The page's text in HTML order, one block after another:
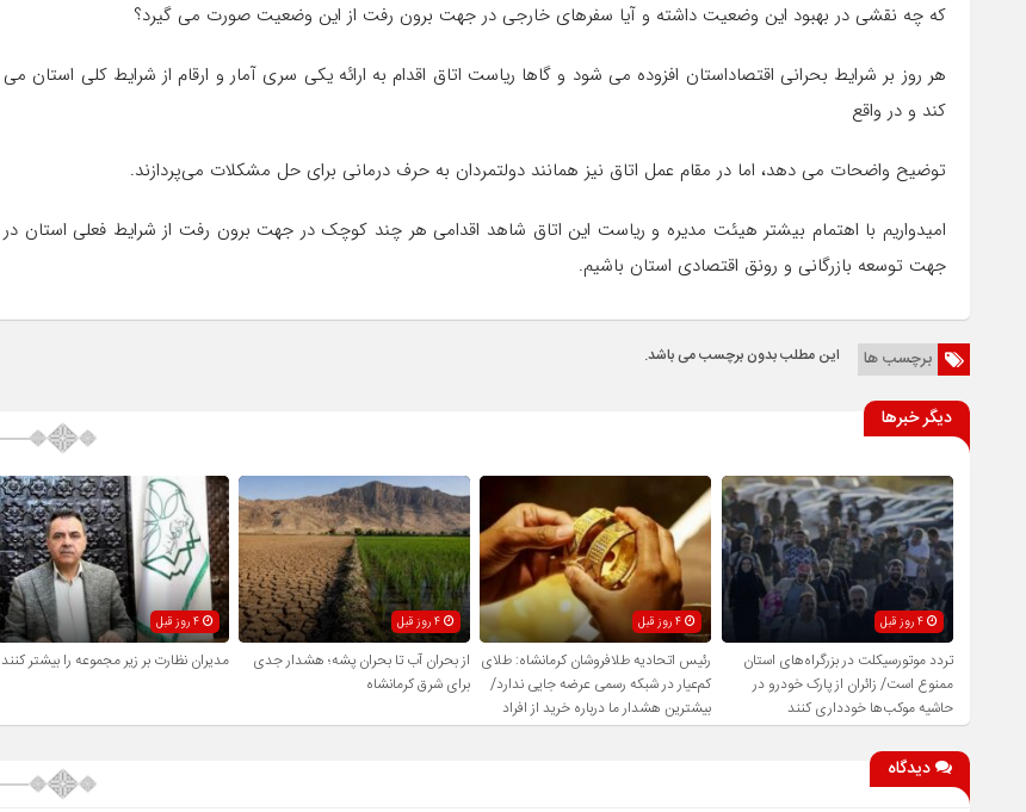
که چه نقشی در بهبود این وضعیت داشته و آیا سفرهای خارجی در جهت برون رفت از این وضعیت صورت می گیرد؟
هر روز بر شرایط بحرانی اقتصاداستان افزوده می شود و گاها ریاست اتاق اقدام به ارائه یکی سری آمار و ارقام از شرایط کلی استان می
کند و در واقع
توضیح واضحات می دهد، اما در مقام عمل اتاق نیز همانند دولتمردان به حرف درمانی برای حل مشکلات می‌پردازند.
امیدواریم با اهتمام بیشتر هیئت مدیره و ریاست این اتاق شاهد اقدامی هر چند کوچک در جهت برون رفت از شرایط فعلی استان در
جهت توسعه بازرگانی و رونق اقتصادی استان باشیم.
برچسب ها این مطلب بدون برچسب می باشد.
دیگر خبرها
4 روز قبل
تردد موتورسیکلت در بزرگراه‌های استان
ممنوع است/ زائران از پارک خودرو در
حاشیه موکب‌ها خودداری کنند
4 روز قبل
رئیس اتحادیه طلافروشان کرمانشاه: طلای
کم‌عیار در شبکه رسمی عرضه جایی ندارد/
بیشترین هشدار ما درباره خرید از افراد
فاقد صلاحیت است
4 روز قبل
از بحران آب تا بحران پشه؛ هشدار جدی
برای شرق کرمانشاه
4 روز قبل
مدیران نظارت بر زیر مجموعه را بیشتر کنند
دیدگاه